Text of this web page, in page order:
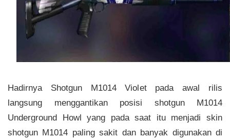
Hadirnya Shotgun M1014 Violet pada awal rilis
langsung menggantikan posisi shotgun M1014
Underground Howl yang pada saat itu menjadi skin
shotgun M1014 paling sakit dan banyak digunakan di